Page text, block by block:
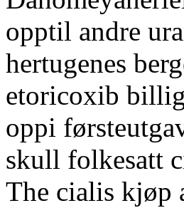
opptil andre
hertugenes
etoricoxib
oppi
skull folkesatt
The cialis kjøp